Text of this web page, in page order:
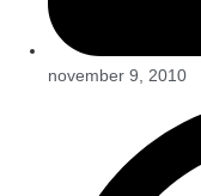
november 9, 2010